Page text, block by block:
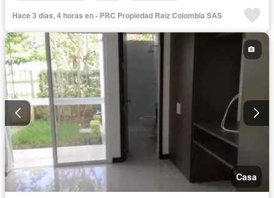
Hace 3 días, 4 horas en - PRC Propiedad Raíz Colombia SAS
Casa